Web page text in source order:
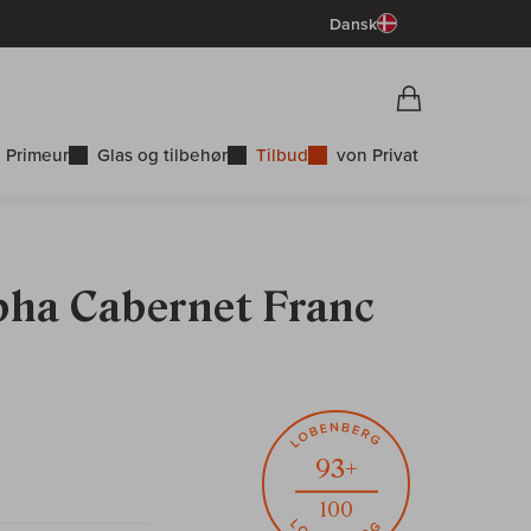
Dansk
Primeur Glas og tilbehør Tilbud von Privat
Cabernet Franc
93+
100